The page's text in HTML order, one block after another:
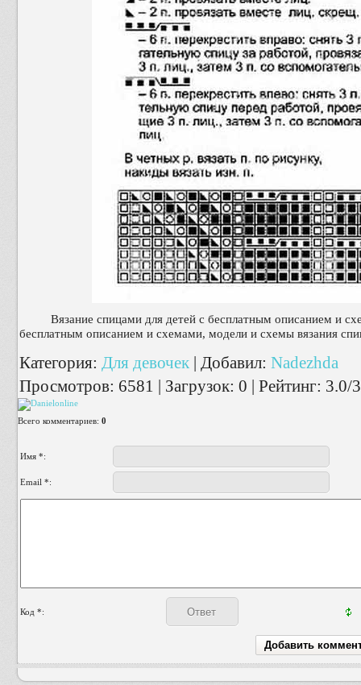
Вязание спицами для детей с бесплатным описанием и
бесплатным описанием и схемами, модели и схемы вязания
Категория: Для девочек | Добавил: Nadezhda
Просмотров: 6581 | Загрузок: 0 | Рейтинг: 3.0/3
Всего комментариев: 0
Имя *:
Email *:
Код *: